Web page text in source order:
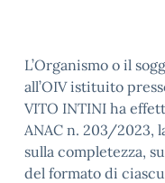
L’Organismo o il
all’OIV istituito
VITO INTINI ha
ANAC n. 203/2023,
sulla completezza,
del formato di